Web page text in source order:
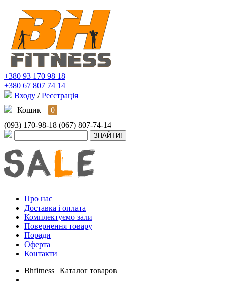
+380 93 170 98 18
+380 67 807 74 14
Входу / Реєстрація
Кошик
0
(093) 170-98-18 (067) 807-74-14
Про нас
Доставка і оплата
Комплектуємо зали
Повернення товару
Поради
Оферта
Контакти
Bhfitness | Каталог товаров